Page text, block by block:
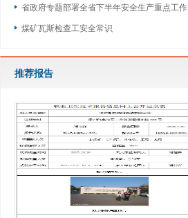
省政府专题部署全省下半年安全生产重点工作
煤矿瓦斯检查工安全常识
推荐报告